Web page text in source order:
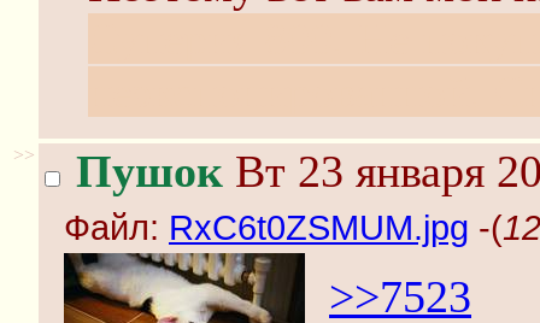
>> Пушок Вт 23 января
Файл: RxC6t0ZSMUM.jpg -(
>>7523